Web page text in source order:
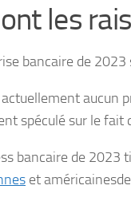
les
bancaire de
aucun
spéculé sur le fait
bancaire de 2023
et